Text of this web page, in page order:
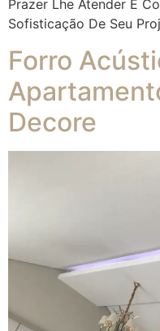
Prazer Lhe Atender E
Sofisticação De Seu
Forro
Decore